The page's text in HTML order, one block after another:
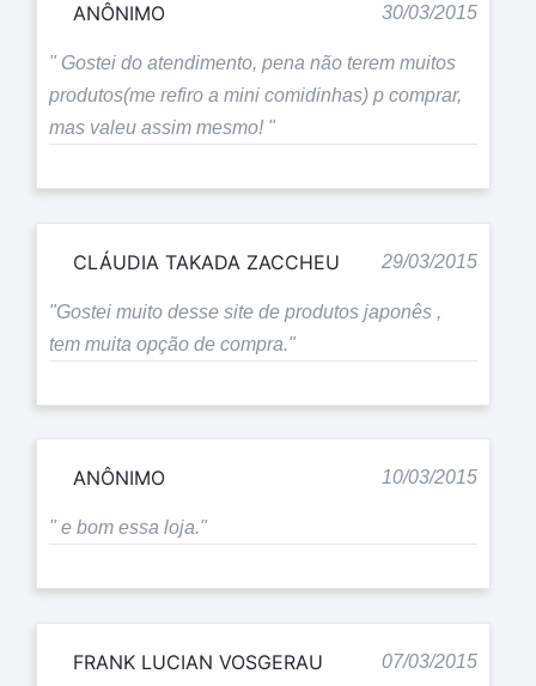
ANÔNIMO 30/03/2015
" Gostei do atendimento, pena não terem muitos
produtos(me refiro a mini comidinhas) p comprar,
mas valeu assim mesmo! "
CLÁUDIA TAKADA ZACCHEU 29/03/2015
"Gostei muito desse site de produtos japonês ,
tem muita opção de compra."
ANÔNIMO 10/03/2015
" e bom essa loja."
FRANK LUCIAN VOSGERAU 07/03/2015